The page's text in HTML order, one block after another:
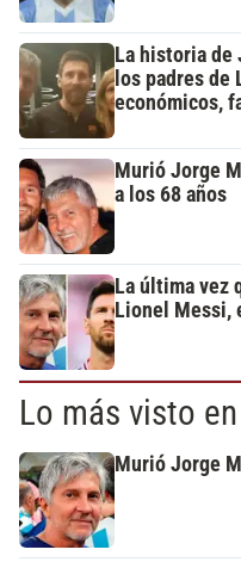
La historia de
los padres
económicos,
Murió Jorge
a los 68 años
La última vez
Lionel Messi,
Lo más visto
Murió Jorge